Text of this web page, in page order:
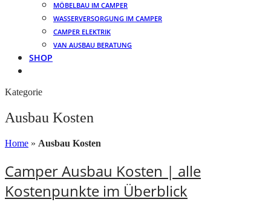
MÖBELBAU IM CAMPER
WASSERVERSORGUNG IM CAMPER
CAMPER ELEKTRIK
VAN AUSBAU BERATUNG
SHOP
Kategorie
Ausbau Kosten
Home » Ausbau Kosten
Camper Ausbau Kosten | alle
Kostenpunkte im Überblick